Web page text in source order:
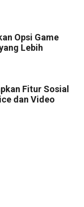
Opsi Game
Lebih
Fitur Sosial
dan Video